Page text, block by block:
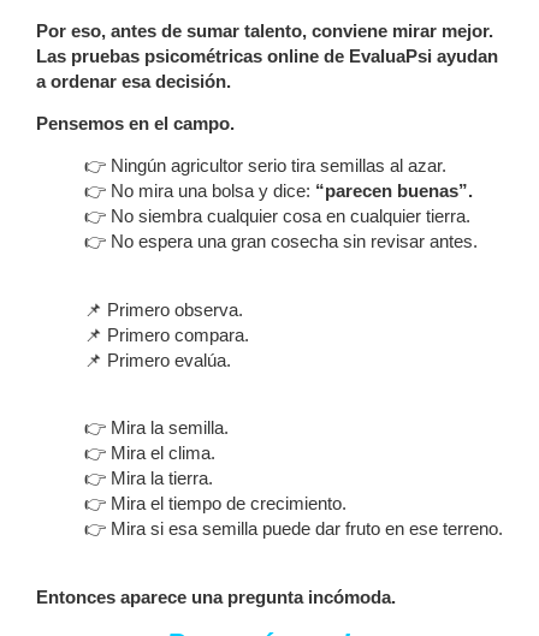
Por eso, antes de sumar talento, conviene mirar mejor.
Las pruebas psicométricas online de EvaluaPsi ayudan
a ordenar esa decisión.
Pensemos en el campo.
👉 Ningún agricultor serio tira semillas al azar.
👉 No mira una bolsa y dice: “parecen buenas”.
👉 No siembra cualquier cosa en cualquier tierra.
👉 No espera una gran cosecha sin revisar antes.
📌 Primero observa.
📌 Primero compara.
📌 Primero evalúa.
👉 Mira la semilla.
👉 Mira el clima.
👉 Mira la tierra.
👉 Mira el tiempo de crecimiento.
👉 Mira si esa semilla puede dar fruto en ese terreno.
Entonces aparece una pregunta incómoda.